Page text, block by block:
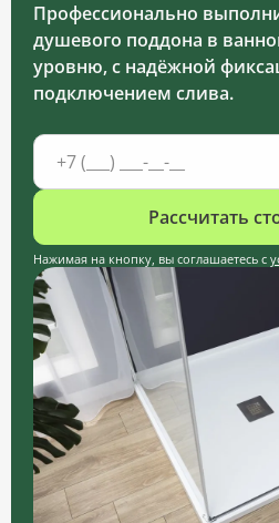
Профессионально
душевого поддона в
уровню, с надёжной
подключением слива.
Рассчитать
Нажимая на кнопку, вы соглашаетесь с